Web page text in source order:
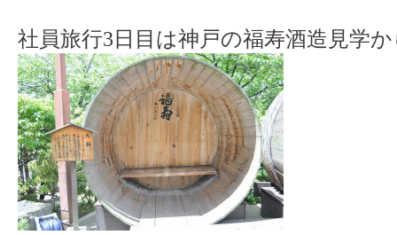
社員旅行3日目は神戸の福寿酒造見学